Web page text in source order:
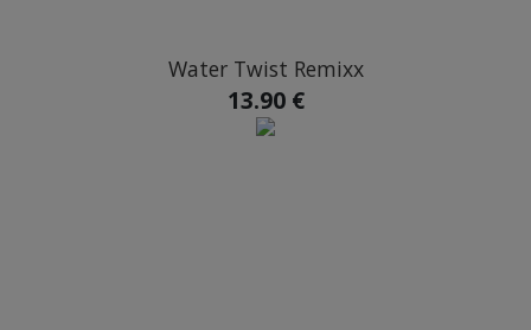
Water Twist Remixx
13.90 €